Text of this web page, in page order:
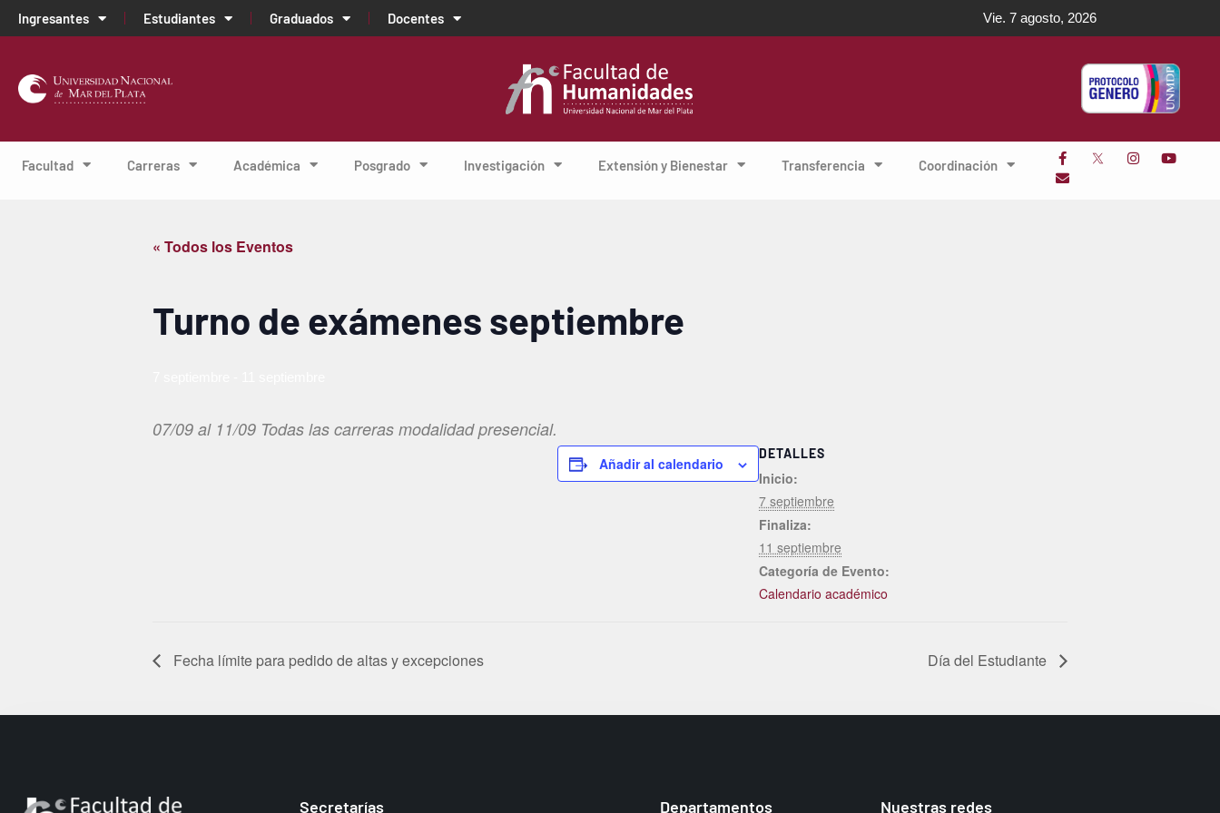
Ingresantes Estudiantes Graduados Docentes Vie. 7 agosto, 2026
Facultad Carreras Académica Posgrado Investigación Extensión y Bienestar Transferencia Coordinación
« Todos los Eventos
Turno de exámenes septiembre
07/09 al 11/09 Todas las carreras modalidad presencial.
Añadir al calendario
DETALLES
Inicio:
7 septiembre
Finaliza:
11 septiembre
Categoría de Evento:
Calendario académico
Fecha límite para pedido de altas y excepciones Día del Estudiante
Secretarías Departamentos Nuestras redes